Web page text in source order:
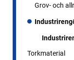
Grov- och
Torkmaterial